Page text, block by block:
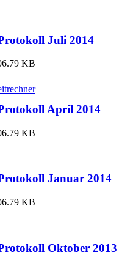
Juli 2014
KB
April 2014
KB
Januar 2014
KB
Oktober 2013